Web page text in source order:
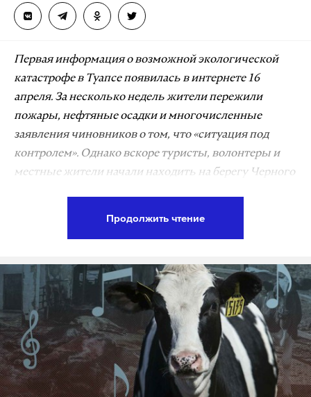
Первая информация о возможной экологической
катастрофе в Туапсе появилась в интернете 16
апреля. За несколько недель жители пережили
пожары, нефтяные осадки и многочисленные
заявления чиновников о том, что «ситуация под
контролем». Однако вскоре туристы, волонтеры и
местные жители начали находить на берегу Черного
пожаров. Пока ведомства отчитываются об
отсутствии угроз, ученые и добровольцы пытаются
выяснить причины гибели морских обитателей и
спасти тех, кого еще можно спасти.
Подпишитесь на Daily Storm в MAX. Он
работает там, где тормозит интернет.
Продолжить чтение